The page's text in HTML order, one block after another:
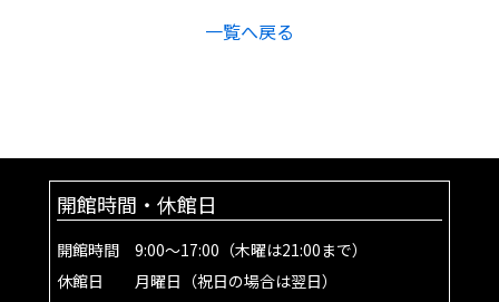
一覧へ戻る
開館時間・休館日
開館時間 9:00～17:00（木曜は21:00まで）
休館日 月曜日（祝日の場合は翌日）